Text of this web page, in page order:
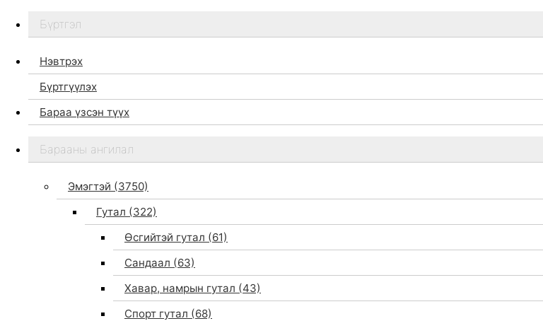
Бидний тухай
Дэлгүүр
Бүртгэл
Нэвтрэх
Бүртгүүлэх
Бараа үзсэн түүх
Барааны ангилал
Эмэгтэй (3750)
Гутал (322)
Өсгийтэй гутал (61)
Сандаал (63)
Хавар, намрын гутал (43)
Спорт гутал (68)